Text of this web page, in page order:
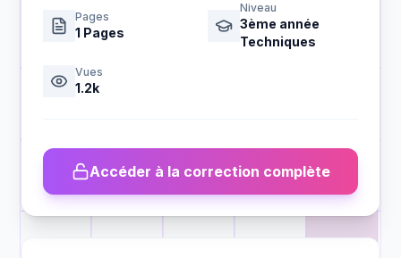
Pages
1 Pages
Niveau
3ème année
Techniques
Vues
1.2k
Accéder à la correction complète